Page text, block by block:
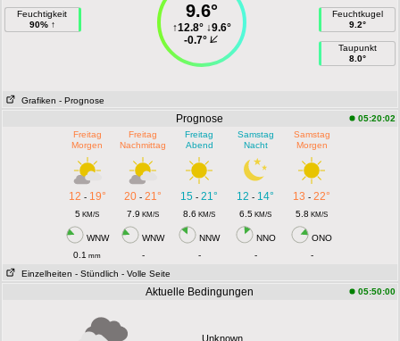
Feuchtigkeit
90% ↑
9.6°
↑12.8°↓9.6°
-0.7°
Feuchtkugel
9.2°
Taupunkt
8.0°
Grafiken - Prognose
Prognose
05:20:02
Freitag
Morgen
Freitag
Nachmittag
Freitag
Abend
Samstag
Nacht
Samstag
Morgen
12 - 19° 20 -21° 15 -21° 12 - 14° 13 -22°
5 KM/S 7.9 KM/S 8.6 KM/S 6.5 KM/S 5.8 KM/S
WNW WNW NNW NNO
ONO
0.1 mm - - -
-
Einzelheiten - Stündlich - Volle Seite
Aktuelle Bedingungen 05:50:00
Unknown